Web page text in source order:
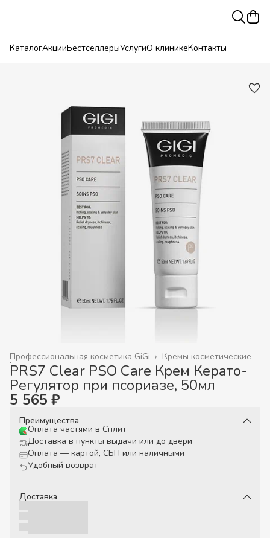
КаталогАкцииБестселлерыУслугиО клиникеКонтакты
Кремы косметические
Профессиональная косметика GiGi ›
Главная
PRS7 Clear PSO Care Крем Керато-
Регулятор при псориазе, 50мл
5 565 ₽
Преимущества
Оплата частями в Сплит
Доставка в пункты выдачи или до двери
Оплата — картой, СБП или наличными
Удобный возврат
Доставка